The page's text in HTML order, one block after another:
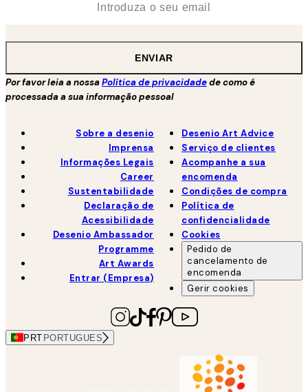
ENVIAR
Por favor leia a nossaPolítica de privacidadede como é
processada a sua informação pessoal
Sobre a desenio
Imprensa
Informações Legais
Career
Sustentabilidade
Declaração de
Acessibilidade
Desenio Ambassador
Programme
Art Awards
Entrar (Empresa)
Desenio Art Advice
Serviço de clientes
Acompanhe a sua
encomenda
Condições de compra
Política de
confidencialidade
Cookies
Pedido de
cancelamento de
encomenda
Gerir cookies
PRT PORTUGUES